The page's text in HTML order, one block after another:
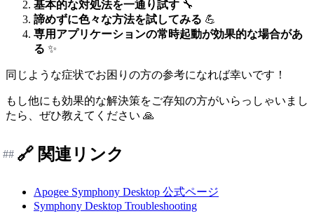
基本的な対処法を一通り試す 🔧
諦めずに色々な方法を試してみる 💪
専用アプリケーションの常時起動が効果的な場合があ
る ✨
同じような症状でお困りの方の参考になれば幸いです！
もし他にも効果的な解決策をご存知の方がいらっしゃいまし
たら、ぜひ教えてください 🙏
🔗 関連リンク
##
Apogee Symphony Desktop 公式ページ
Symphony Desktop Troubleshooting